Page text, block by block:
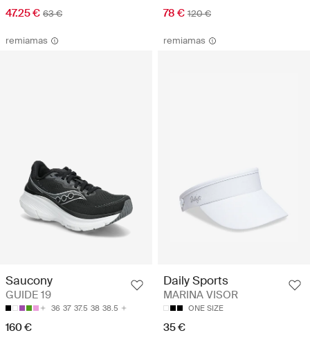
47.25 € 63 € 78 € 120 €
remiamas
Saucony
GUIDE 19
36 37 37.5 38 38.5
160 €
remiamas
Daily Sports
MARINA VISOR
ONE SIZE
35 €